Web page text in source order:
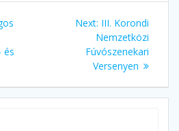
és
Next: Next
post:
III. Korondi
Nemzetközi
Fúvószenekari
Versenyen